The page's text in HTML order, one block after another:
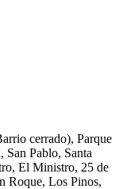
cerrado), Parque
Pablo, Santa
El Ministro, 25 de
Roque, Los Pinos,